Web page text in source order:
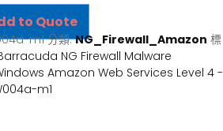
to Quote
m1 分類:NG_Firewall_Amazon 標
NG Firewall Malware
Amazon Web Services Level 4 -
m1